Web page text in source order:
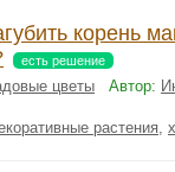
корень
есть решение
цветы Автор:
растения,